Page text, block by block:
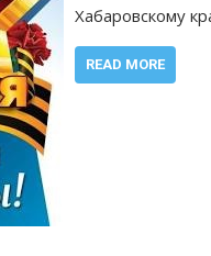
Хабаровскому
READ MORE